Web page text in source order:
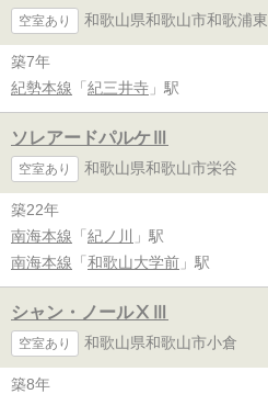
空室あり 和歌山県和歌山市和歌浦東
築7年
紀勢本線 「 紀三井寺 」駅
ソレアードパルケⅢ
空室あり 和歌山県和歌山市栄谷
築22年
南海本線 「 紀ノ川
」駅
南海本線 「 和歌山大学前 」駅
シャン・ノールⅩⅢ
空室あり 和歌山県和歌山市小倉
築8年